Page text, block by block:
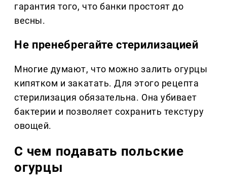
гарантия того, что банки простоят до
весны.
Не пренебрегайте стерилизацией
Многие думают, что можно залить огурцы
кипятком и закатать. Для этого рецепта
стерилизация обязательна. Она убивает
бактерии и позволяет сохранить текстуру
овощей.
С чем подавать польские
огурцы